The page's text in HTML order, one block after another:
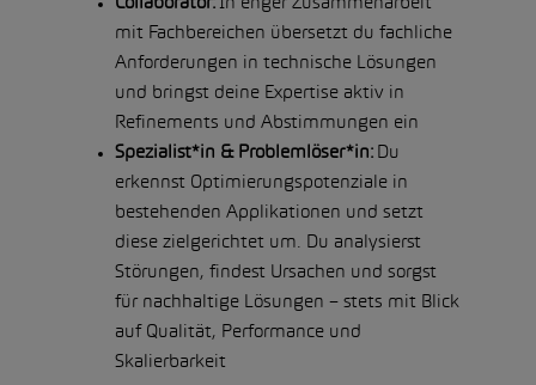
mit Fachbereichen übersetzt du fachliche
Anforderungen in technische Lösungen
und bringst deine Expertise aktiv in
Refinements und Abstimmungen ein
Spezialist*in & Problemlöser*in: Du
erkennst Optimierungspotenziale in
bestehenden Applikationen und setzt
diese zielgerichtet um. Du analysierst
Störungen, findest Ursachen und sorgst
für nachhaltige Lösungen – stets mit Blick
auf Qualität, Performance und
Skalierbarkeit